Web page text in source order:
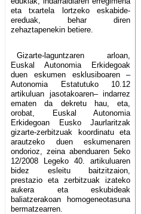
eta txartela lortzeko eskabide-
ereduak, behar diren
zehaztapenekin betiere.
Gizarte-laguntzaren arloan,
Euskal Autonomia Erkidegoak
duen eskumen esklusiboaren –
Autonomia Estatutuko 10.12
artikuluan jasotakoaren– indarrez
ematen da dekretu hau, eta,
orobat, Euskal Autonomia
Erkidegoan Eusko Jaurlaritzak
gizarte-zerbitzuak koordinatu eta
arautzeko duen eskumenaren
ondorioz, zeina abenduaren 5eko
12/2008 Legeko 40. artikuluaren
bidez esleitu baitzitzaion,
prestazio eta zerbitzuak izateko
aukera eta eskubideak
baliatzerakoan homogeneotasuna
bermatzearren.